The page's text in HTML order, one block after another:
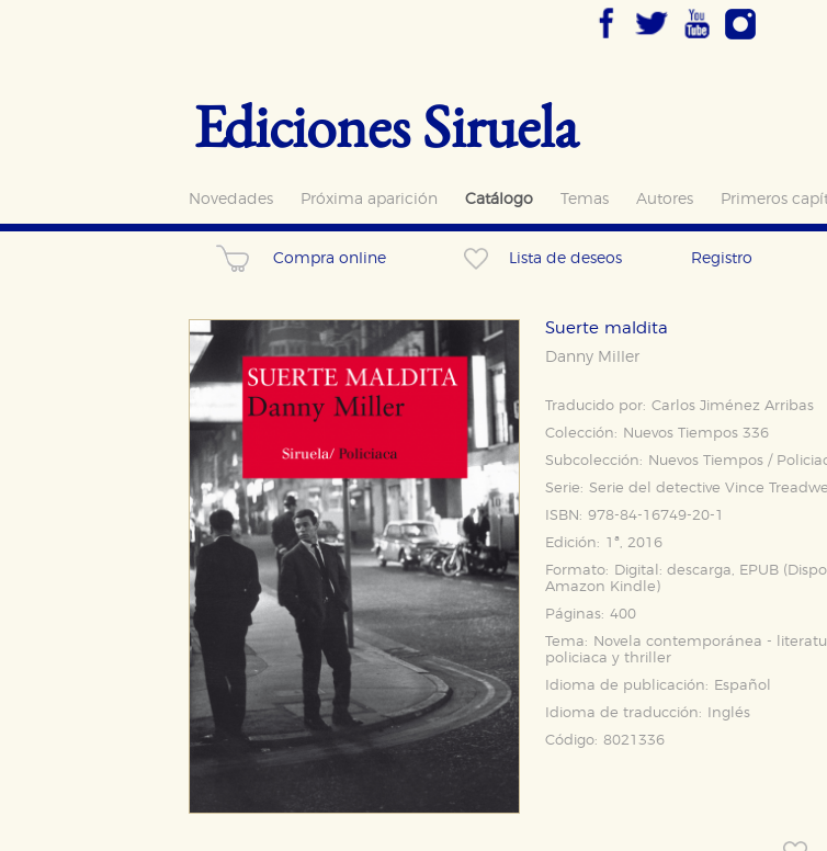
Ediciones Siruela
Novedades Próxima aparición Catálogo Temas Autores Primeros
Compra online Lista de deseos Registro
Suerte maldita
Danny Miller
Traducido por: Carlos Jiménez Arribas
Colección:
Nuevos Tiempos 336
Subcolección:
Nuevos Tiempos /
Serie: Serie del detective Vince
ISBN: 978-84-16749-20-1
Edición: 1ª, 2016
Formato:
Digital: descarga, EPUB
Amazon Kindle )
Páginas: 400
Tema:
Novela contemporánea -
policiaca y thriller
Idioma de publicación:
Español
Idioma de traducción:
Inglés
Código: 8021336